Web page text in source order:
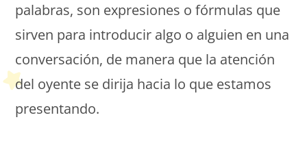
palabras, son expresiones o fórmulas que
sirven para introducir algo o alguien en una
conversación, de manera que la atención
del oyente se dirija hacia lo que estamos
presentando.